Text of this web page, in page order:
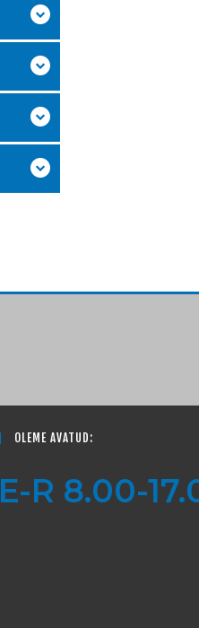
OLEME AVATUD:
E-R 8.00-